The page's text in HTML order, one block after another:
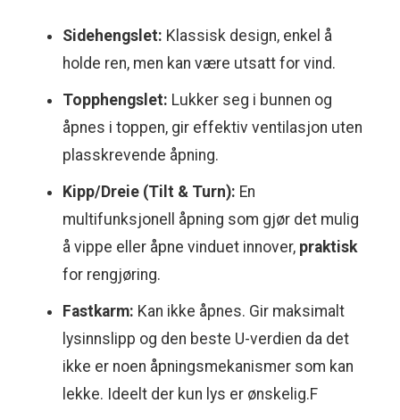
Sidehengslet: Klassisk design, enkel å
holde ren, men kan være utsatt for vind.
Topphengslet: Lukker seg i bunnen og
åpnes i toppen, gir effektiv ventilasjon uten
plasskrevende åpning.
Kipp/Dreie (Tilt & Turn): En
multifunksjonell åpning som gjør det mulig
å vippe eller åpne vinduet innover, praktisk
for rengjøring.
Fastkarm: Kan ikke åpnes. Gir maksimalt
lysinnslipp og den beste U-verdien da det
ikke er noen åpningsmekanismer som kan
lekke. Ideelt der kun lys er ønskelig.F